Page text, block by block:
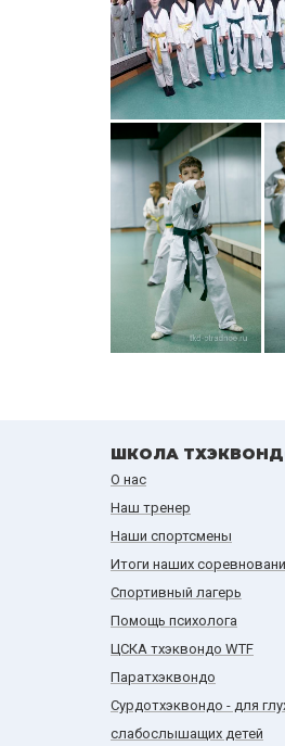
ШКОЛА
О нас
Наш тренер
Наши спортсмены
Итоги наших
Спортивный лагерь
Помощь психолога
ЦСКА тхэквондо WTF
Паратхэквондо
Сурдотхэквондо - для
слабослышащих детей